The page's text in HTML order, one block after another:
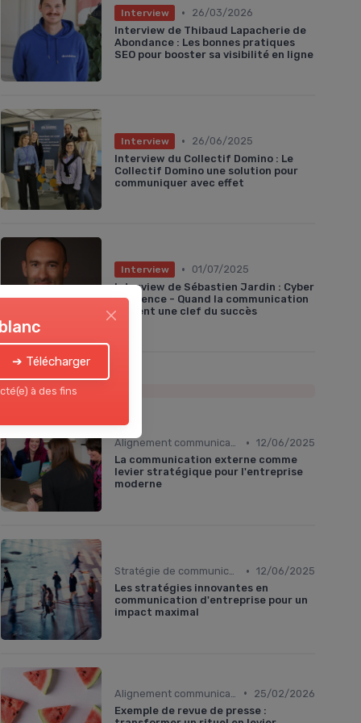
Interview •
26/03/2026
Interview de Thibaud Lapacherie de
Abondance : Les bonnes pratiques
SEO pour booster sa visibilité en ligne
Interview •
26/06/2025
Interview du Collectif Domino : Le
Collectif Domino une solution pour
communiquer avec effet
Interview •
01/07/2025
Interview de Sébastien Jardin : Cyber
résilience - Quand la communication
devient une clef du succès
Les plus lus
Alignement communication & stratégie business • 12/06/2025
La communication externe comme
levier stratégique pour l'entreprise
moderne
Stratégie de communication d’entreprise • 12/06/2025
Les stratégies innovantes en
communication d'entreprise pour un
impact maximal
•
25/02/2026
Exemple de revue de presse :
➔ Télécharger
à des fins